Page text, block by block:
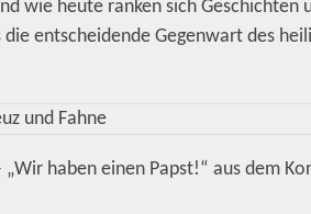
wie heute ranken sich Geschichten
entscheidende Gegenwart des
„Wir haben einen Papst!“ aus dem